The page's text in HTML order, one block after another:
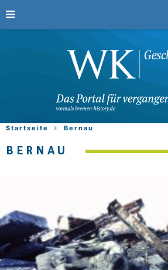
Startseite Bernau
BERNAU